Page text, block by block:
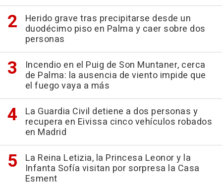
Herido grave tras precipitarse desde un
duodécimo piso en Palma y caer sobre dos
personas
Incendio en el Puig de Son Muntaner, cerca
de Palma: la ausencia de viento impide que
el fuego vaya a más
La Guardia Civil detiene a dos personas y
recupera en Eivissa cinco vehículos robados
en Madrid
La Reina Letizia, la Princesa Leonor y la
Infanta Sofía visitan por sorpresa la Casa
Esment